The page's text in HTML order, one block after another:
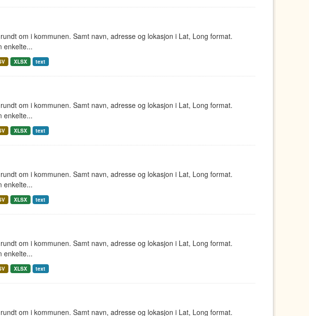
om i kommunen. Samt navn, adresse og lokasjon i Lat, Long format.
enkelte...
XLSX text
om i kommunen. Samt navn, adresse og lokasjon i Lat, Long format.
enkelte...
XLSX text
om i kommunen. Samt navn, adresse og lokasjon i Lat, Long format.
enkelte...
XLSX text
om i kommunen. Samt navn, adresse og lokasjon i Lat, Long format.
enkelte...
XLSX text
om i kommunen. Samt navn, adresse og lokasjon i Lat, Long format.